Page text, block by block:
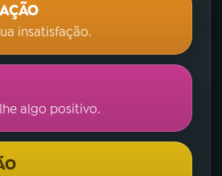
insatisfação.
algo positivo.